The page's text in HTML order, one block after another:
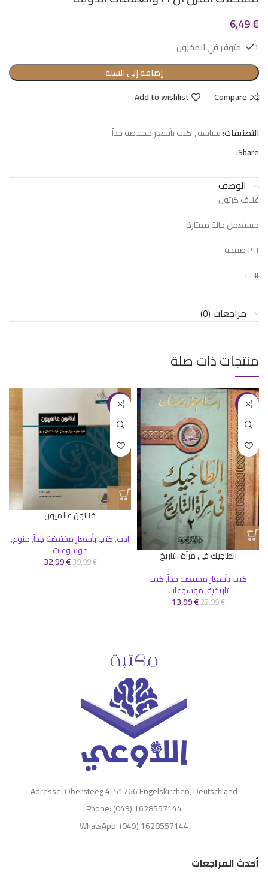
6,49€
1 متوفر في المخزون
إضافة إلى السلة
Compare
Add to wishlist
التصنيفات:سياسة, كتب بأسعار مخفضة جداً
Share:
الوصف
غلاف كرتون
مستعمل حالة ممتازة
١٩٦ صفحة
#٢٢
مراجعات (0)
منتجات ذات صلة
-39%
الطاجيك في مرآة التاريخ
كتب بأسعار مخفضة جداً,كتب
تاريخية,موسوعات
22,99€
13,99€
-18%
فنانون عالميون
ادب,كتب بأسعار مخفضة جداً,منوع,
موسوعات
39,99€
32,99€
Adresse: Obersteeg 4, 51766 Engelskirchen, Deutschland
Phone: (049) 1628557144
WhatsApp: (049) 1628557144
أحدث المراجعات